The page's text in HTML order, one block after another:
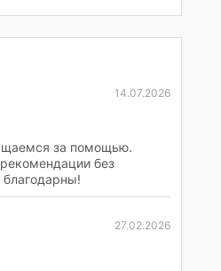
14.07.2026
за помощью.
без
27.02.2026